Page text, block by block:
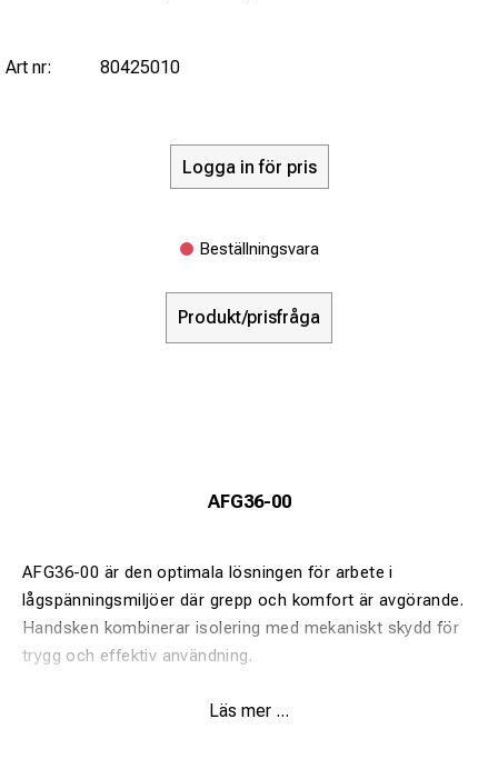
Art nr: 80425010
Logga in för pris
Beställningsvara
Produkt/prisfråga
AFG36-00
AFG36-00 är den optimala lösningen för arbete i
lågspänningsmiljöer där grepp och komfort är avgörande.
Handsken kombinerar isolering med mekaniskt skydd för
trygg och effektiv användning.
Läs mer ...